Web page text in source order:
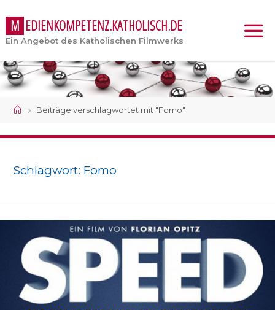
M EDIENKOMPETENZ.KATHOLISCH.DE
Ein Angebot des Katholischen Filmwerks
StartBeiträge verschlagwortet mit "Fomo"
Schlagwort: Fomo